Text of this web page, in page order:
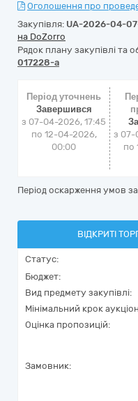
Оголошення про
Закупівля: UA-2026-04-
на DoZorro
Рядок плану закупівлі та
017228-a
Період уточнень
Завершився
з 07-04-2026, 17:45
по 12-04-2026,
00:00
з 07-
по
Період оскарження умов
ВІДКРИТІ
Статус:
Бюджет:
Вид предмету закупівлі:
Мінімальний крок
Оцінка пропозицій:
Замовник: